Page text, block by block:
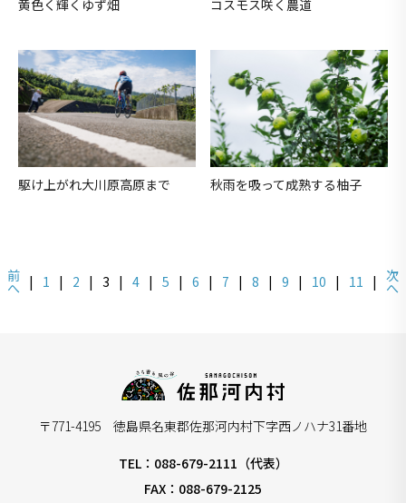
黄色く輝くゆず畑 コスモス咲く農道
駆け上がれ大川原高原まで 秋雨を吸って成熟する柚子
前
へ | 1 | 2 | 3 | 4 | 5 | 6 | 7 | 8 | 9 | 10 | 11 | 次
へ
〒771-4195 徳島県名東郡佐那河内村下字西ノハナ31番地
TEL：088-679-2111（代表）
FAX：088-679-2125